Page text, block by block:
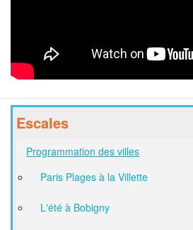
Escales
Programmation des villes
Paris Plages à la Villette
L'été à Bobigny